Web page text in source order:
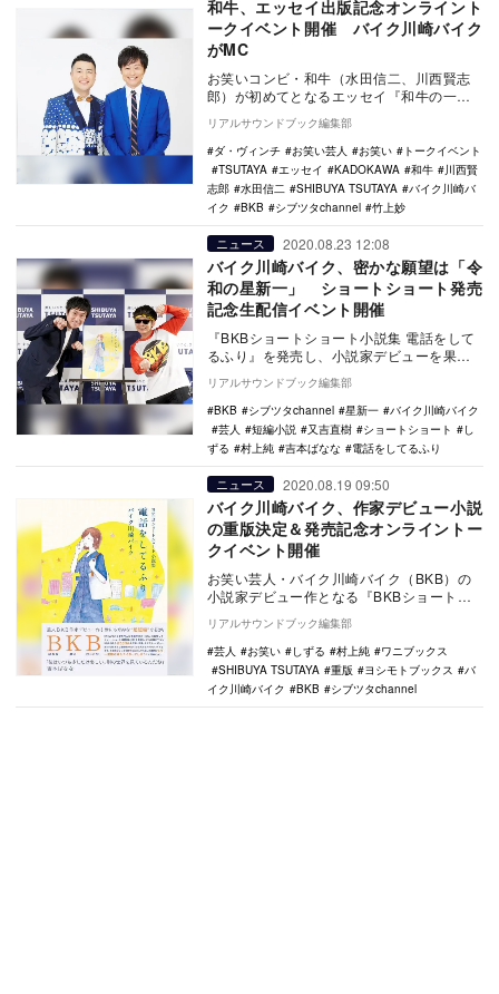
和牛、エッセイ出版記念オンライント
ークイベント開催 バイク川崎バイク
がMC
お笑いコンビ・和牛（水田信二、川西賢志
郎）が初めてとなるエッセイ『和牛の一歩
ずつ、一歩ずつ。』を3月1日に発売する。
その発売を記…
リアルサウンドブック編集部
ダ・ヴィンチ
お笑い芸人 お笑い
トークイベント
TSUTAYA
エッセイ KADOKAWA 和牛
川西賢
志郎
水田信二 SHIBUYA TSUTAYA
バイク川崎バ
イク
BKB シブツタchannel 竹上妙
ニュース 2020.08.23 12:08
バイク川崎バイク、密かな願望は「令
和の星新一」 ショートショート発売
記念生配信イベント開催
『BKBショートショート小説集 電話をして
るふり』を発売し、小説家デビューを果た
したお笑い芸人・バイク川崎バイク
（BKB）が、発…
リアルサウンドブック編集部
BKB
シブツタchannel 星新一
バイク川崎バイク
芸人
短編小説 又吉直樹 ショートショート
し
ずる
村上純 吉本ばなな 電話をしてるふり
ニュース 2020.08.19 09:50
バイク川崎バイク、作家デビュー小説
の重版決定＆発売記念オンライントー
クイベント開催
お笑い芸人・バイク川崎バイク（BKB）の
小説家デビュー作となる『BKBショートシ
ョート小説集 電話をしてるふり』（ヨシモ
トブック…
リアルサウンドブック編集部
芸人
お笑い しずる 村上純
ワニブックス
SHIBUYA TSUTAYA
重版 ヨシモトブックス
バ
イク川崎バイク
BKB シブツタchannel